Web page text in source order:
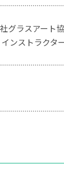
グラスアート
ンストラクタ